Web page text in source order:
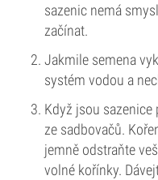
sazenic nemá
začínat.
Jakmile semena
systém vodou a
Když jsou sazenice
ze sadbovačů.
jemně odstraňte
volné kořínky.